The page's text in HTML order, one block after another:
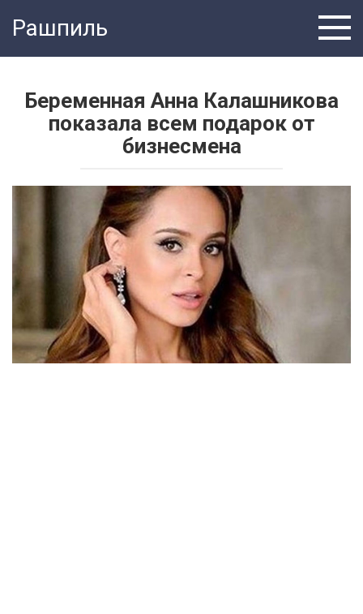
Рашпиль
Беременная Анна Калашникова
показала всем подарок от
бизнесмена